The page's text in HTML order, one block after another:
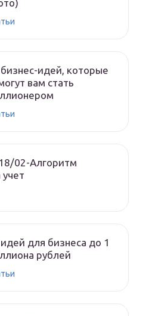
идей, которые
вам стать
02-Алгоритм
учет
для бизнеса до 1
рублей